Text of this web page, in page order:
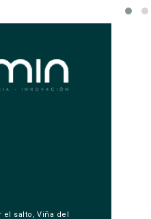
el salto, Viña del